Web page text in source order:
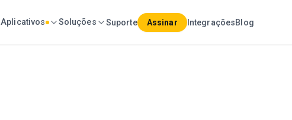
Aplicativos Soluções Suporte Assinar IntegraçõesBlog